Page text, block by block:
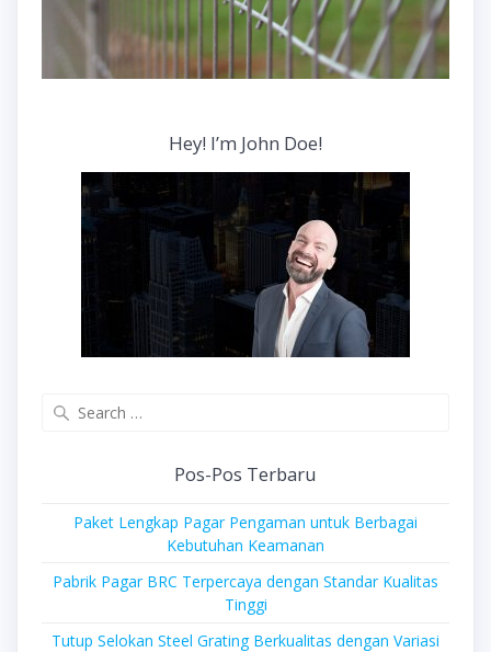
Hey! I’m John Doe!
Pos-Pos Terbaru
Paket Lengkap Pagar Pengaman untuk Berbagai
Kebutuhan Keamanan
Pabrik Pagar BRC Terpercaya dengan Standar Kualitas
Tinggi
Tutup Selokan Steel Grating Berkualitas dengan Variasi